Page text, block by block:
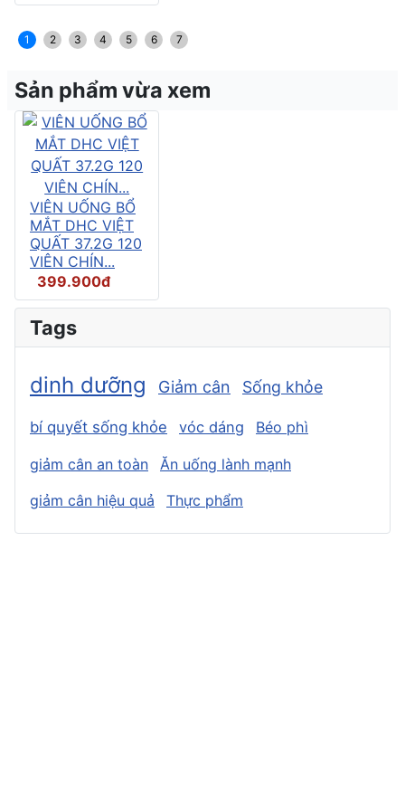
1 2 3 4 5 6 7
Sản phẩm vừa xem
VIÊN UỐNG BỔ
MẮT DHC VIỆT
QUẤT 37.2G 120
VIÊN CHÍN...
399.900đ
Tags
dinh dưỡng Giảm cân Sống khỏe
bí quyết sống khỏe vóc dáng Béo phì
giảm cân an toàn
Ăn uống lành mạnh
giảm cân hiệu quả
Thực phẩm